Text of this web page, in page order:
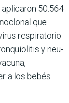
50.564
que
respiratorio
y neu­
a los bebés